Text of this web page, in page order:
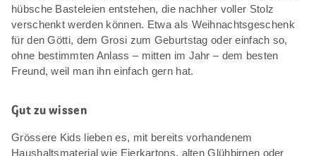
hübsche Basteleien entstehen, die nachher voller Stolz
verschenkt werden können. Etwa als Weihnachtsgeschenk
für den Götti, dem Grosi zum Geburtstag oder einfach so,
ohne bestimmten Anlass – mitten im Jahr – dem besten
Freund, weil man ihn einfach gern hat.
Gut zu wissen
Grössere Kids lieben es, mit bereits vorhandenem
Haushaltsmaterial wie Eierkartons, alten Glühbirnen oder